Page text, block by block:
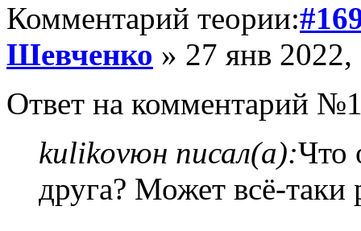
Комментарий теории:
Шевченко » 27 янв
Ответ на комментарий
kulikovюн писал(а):Что
друга? Может всё-таки